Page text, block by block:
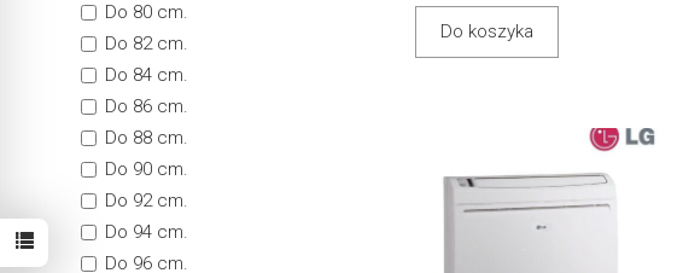
Do koszyka
Do 80 cm.
Do 82 cm.
Do 84 cm.
Do 86 cm.
Do 88 cm.
Do 90 cm.
Do 92 cm.
Do 94 cm.
Do 96 cm.